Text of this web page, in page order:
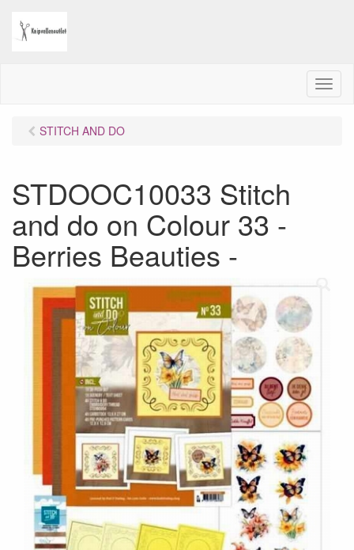
M
e
STITCH AND DO
STDOOC10033 Stitch
and do on Colour 33 -
Berries Beauties -